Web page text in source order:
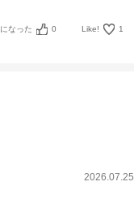
なった 0 Like! 1
2026.07.25